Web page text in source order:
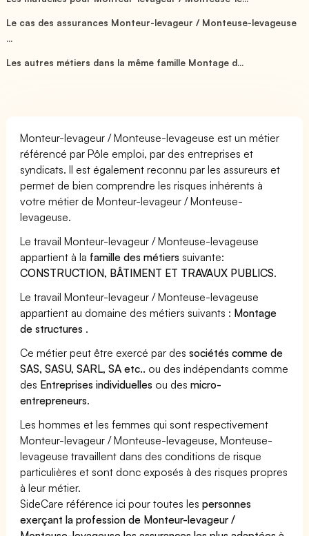
Le cas des assurances Monteur-levageur / Monteuse-levageuse
...
Les autres métiers dans la même famille Montage d...
Monteur-levageur / Monteuse-levageuse est un métier
référencé par Pôle emploi, par des entreprises et
syndicats. Il est également reconnu par les assureurs et
permet de bien comprendre les risques inhérents à
votre métier de Monteur-levageur / Monteuse-
levageuse.
Le travail Monteur-levageur / Monteuse-levageuse
appartient à la famille des métiers suivante:
CONSTRUCTION, BÂTIMENT ET TRAVAUX PUBLICS.
Le travail Monteur-levageur / Monteuse-levageuse
appartient au domaine des métiers suivants : Montage
de structures .
Ce métier peut être exercé par dessociétés comme de
SAS, SASU, SARL, SA etc.. ou des indépendants comme
des Entreprises individuelles ou desmicro-
entrepreneurs.
Les hommes et les femmes qui sont respectivement
Monteur-levageur / Monteuse-levageuse, Monteuse-
levageuse travaillent dans des conditions de risque
particulières et sont donc exposés à des risques propres
à leur métier.
SideCare référence ici pour toutes lespersonnes
exerçant la profession de Monteur-levageur /